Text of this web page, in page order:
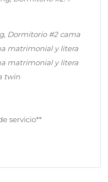
Dormitorio #2 cama
matrimonial y litera
matrimonial y litera
twin
servicio**